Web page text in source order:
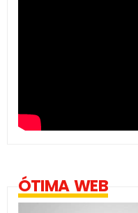
ÓTIMA WEB